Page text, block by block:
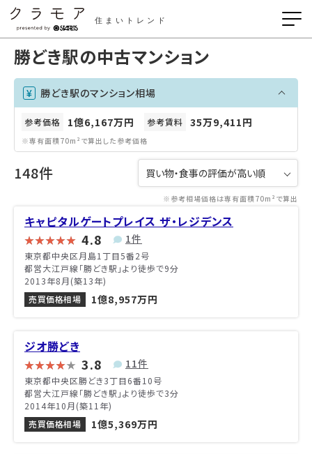
住まいトレンド
勝どき駅の中古マンション
勝どき駅のマンション相場
参考価格 1億6,167万円 参考賃料 35万9,411円
※専有面積70m²で算出した参考価格
148件
※参考相場価格は専有面積70m²で算出
キャピタルゲートプレイス ザ・レジデンス
4.8 1件
東京都中央区月島1丁目5番2号
都営大江戸線「勝どき駅」より徒歩で9分
2013年8月(築13年)
売買価格相場
1億8,957万円
ジオ勝どき
3.8 11件
東京都中央区勝どき3丁目6番10号
都営大江戸線「勝どき駅」より徒歩で3分
2014年10月(築11年)
売買価格相場
1億5,369万円